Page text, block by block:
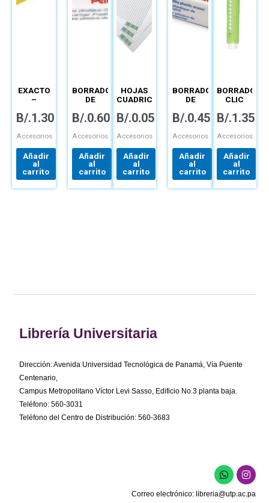
EXACTO
–
B/.1.30
Accesorios
Añadir
al
carrito
BORRADOR
DE
ZEH-10
B/.0.60
Accesorios
Añadir
al
carrito
HOJAS
CUADRICULADAS
TÉCNICAS
B/.0.05
Accesorios
Añadir
al
carrito
BORRADOR
DE
ZEHE-
B/.0.45
Accesorios
Añadir
al
carrito
BORRADOR
CLIC
CUADRADO
KE
B/.1.35
Accesorios
Añadir
al
carrito
Librería Universitaria
Dirección: Avenida Universidad Tecnológica de Panamá, Vía Puente
Centenario,
Campus Metropolitano Víctor Levi Sasso, Edificio No.3 planta baja.
Teléfono: 560-3031
Teléfono del Centro de Distribución: 560-3683
W
h
a
t
I
n
t
Correo electrónico: libreria@utp.ac.pa